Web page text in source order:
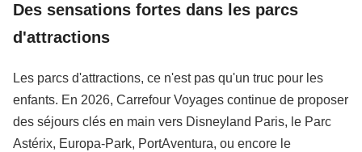
Des sensations fortes dans les parcs
d'attractions
Les parcs d'attractions, ce n'est pas qu'un truc pour les
enfants. En 2026, Carrefour Voyages continue de proposer
des séjours clés en main vers Disneyland Paris, le Parc
Astérix, Europa-Park, PortAventura, ou encore le